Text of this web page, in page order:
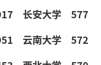
长安大学 577
云南大学 572